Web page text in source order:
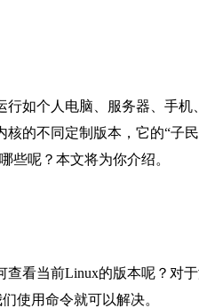
如个人电脑、服务器、手
的不同定制版本，它的“子
些呢？本文将为你介绍。
查看当前Linux的版本呢？对
使用命令就可以解决。